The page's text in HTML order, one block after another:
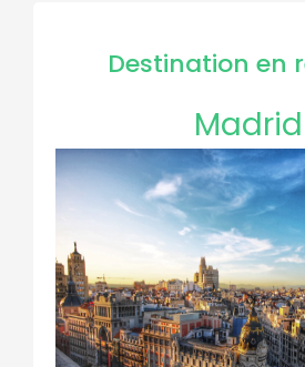
Destination en
Madrid